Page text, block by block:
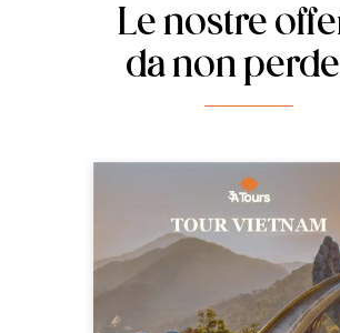
Le nostre
da non